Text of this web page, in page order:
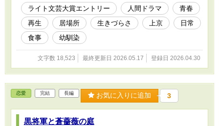
ライト文芸大賞エントリー 人間ドラマ
青春
再生
居場所 生きづらさ 上京
日常
食事
幼馴染
文字数 18,523 最終更新日 2026.05.17 登録日 2026.04.30
恋愛 完結 長編 お気に入りに追加 3
黒将軍と蒼薔薇の庭